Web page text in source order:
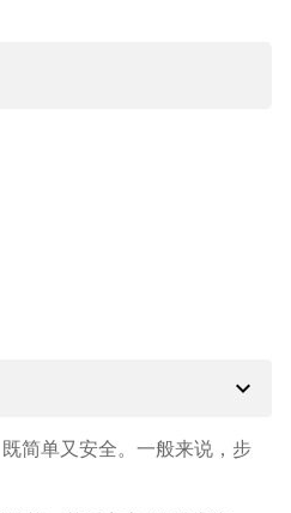
expand_more
简单又安全。一般来说，步